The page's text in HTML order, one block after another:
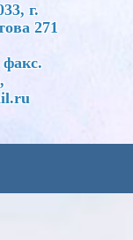
г.
271
факс.